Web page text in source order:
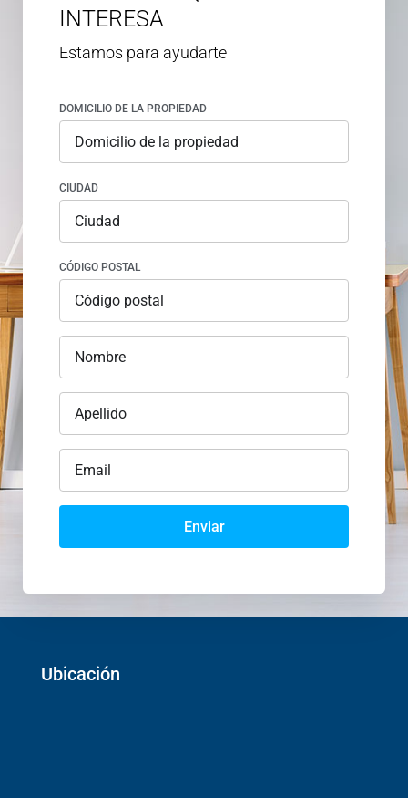
INTERESA
Estamos para ayudarte
DOMICILIO DE LA PROPIEDAD
CIUDAD
CÓDIGO POSTAL
Enviar
Ubicación